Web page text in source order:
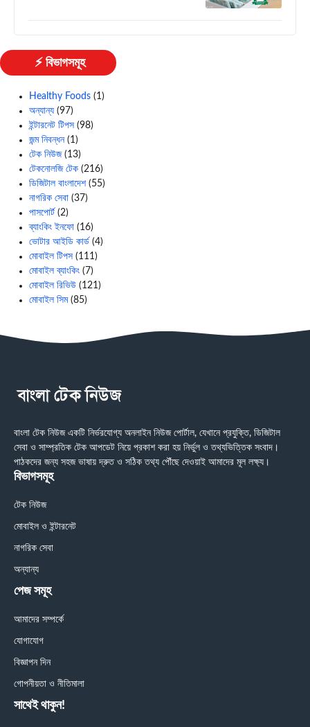
⚡ বিভাগসমূহ
Healthy Foods (1)
অন্যান্য (97)
ইন্টারনেট টিপস (98)
জন্ম নিবন্ধন(1)
টেক নিউজ(13)
টেকনোলজি টেক (216)
ডিজিটাল বাংলাদেশ(55)
নাগরিক সেবা (37)
পাসপোর্ট (2)
ব্যাংকিং ইনফো (16)
ভোটার আইডি কার্ড (4)
মোবাইল টিপস (111)
মোবাইল ব্যাংকিং (7)
মোবাইল রিভিউ (121)
মোবাইল সিম(85)
বাংলা টেক নিউজ একটি নির্ভরযোগ্য অনলাইন নিউজ পোর্টাল, যেখানে প্রযুক্তি, ডিজিটাল
সেবা ও সাম্প্রতিক টেক আপডেট নিয়ে প্রকাশ করা হয় নির্ভুল ও তথ্যভিত্তিক সংবাদ।
পাঠকদের জন্য সহজ ভাষায় দ্রুত ও সঠিক তথ্য পৌঁছে দেওয়াই আমাদের মূল লক্ষ্য।
বিভাগসমূহ
টেক নিউজ
মোবাইল ও ইন্টারনেট
নাগরিক সেবা
অন্যান্য
পেজ সমূহ
আমাদের সম্পর্কে
যোগাযোগ
বিজ্ঞাপন দিন
গোপনীয়তা ও নীতিমালা
সাথেই থাকুন!